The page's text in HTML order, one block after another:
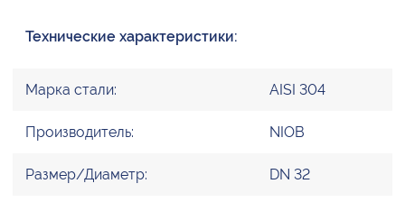
Технические характеристики:
Марка стали: AISI 304
Производитель: NIOB
Размер/Диаметр: DN 32